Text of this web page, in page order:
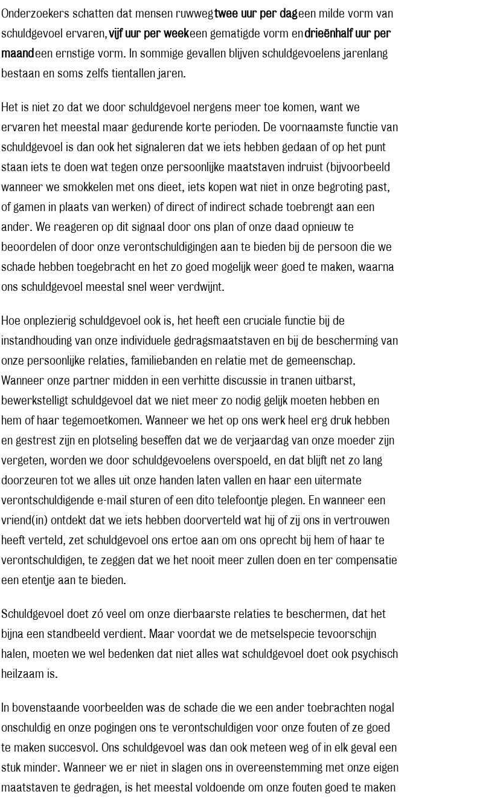
Onderzoekers schatten dat mensen ruwwegtwee uur per dageen milde vorm van
schuldgevoel ervaren,vijf uur per weekeen gematigde vorm endrieënhalf uur per
maand een ernstige vorm. In sommige gevallen blijven schuldgevoelens jarenlang
bestaan en soms zelfs tientallen jaren.
Het is niet zo dat we door schuldgevoel nergens meer toe komen, want we
ervaren het meestal maar gedurende korte perioden. De voornaamste functie van
schuldgevoel is dan ook het signaleren dat we iets hebben gedaan of op het punt
staan iets te doen wat tegen onze persoonlijke maatstaven indruist (bijvoorbeeld
wanneer we smokkelen met ons dieet, iets kopen wat niet in onze begroting past,
of gamen in plaats van werken) of direct of indirect schade toebrengt aan een
ander. We reageren op dit signaal door ons plan of onze daad opnieuw te
beoordelen of door onze verontschuldigingen aan te bieden bij de persoon die we
schade hebben toegebracht en het zo goed mogelijk weer goed te maken, waarna
ons schuldgevoel meestal snel weer verdwijnt.
Hoe onplezierig schuldgevoel ook is, het heeft een cruciale functie bij de
instandhouding van onze individuele gedragsmaatstaven en bij de bescherming van
onze persoonlijke relaties, familiebanden en relatie met de gemeenschap.
Wanneer onze partner midden in een verhitte discussie in tranen uitbarst,
bewerkstelligt schuldgevoel dat we niet meer zo nodig gelijk moeten hebben en
hem of haar tegemoetkomen. Wanneer we het op ons werk heel erg druk hebben
en gestrest zijn en plotseling beseffen dat we de verjaardag van onze moeder zijn
vergeten, worden we door schuldgevoelens overspoeld, en dat blijft net zo lang
doorzeuren tot we alles uit onze handen laten vallen en haar een uitermate
verontschuldigende e-mail sturen of een dito telefoontje plegen. En wanneer een
vriend(in) ontdekt dat we iets hebben doorverteld wat hij of zij ons in vertrouwen
heeft verteld, zet schuldgevoel ons ertoe aan om ons oprecht bij hem of haar te
verontschuldigen, te zeggen dat we het nooit meer zullen doen en ter compensatie
een etentje aan te bieden.
Schuldgevoel doet zó veel om onze dierbaarste relaties te beschermen, dat het
bijna een standbeeld verdient. Maar voordat we de metselspecie tevoorschijn
halen, moeten we wel bedenken dat niet alles wat schuldgevoel doet ook psychisch
heilzaam is.
In bovenstaande voorbeelden was de schade die we een ander toebrachten nogal
onschuldig en onze pogingen ons te verontschuldigen voor onze fouten of ze goed
te maken succesvol. Ons schuldgevoel was dan ook meteen weg of in elk geval een
stuk minder. Wanneer we er niet in slagen ons in overeenstemming met onze eigen
maatstaven te gedragen, is het meestal voldoende om onze fouten goed te maken